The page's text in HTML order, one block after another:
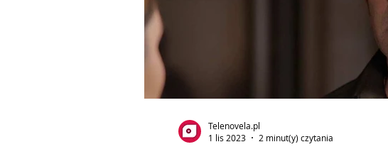
Telenovela.pl
1 lis 2023
2 minut(y) czytania